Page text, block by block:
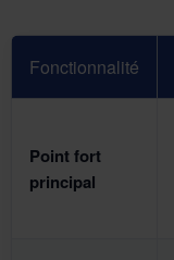
Fonctionnalité
Point fort
principal